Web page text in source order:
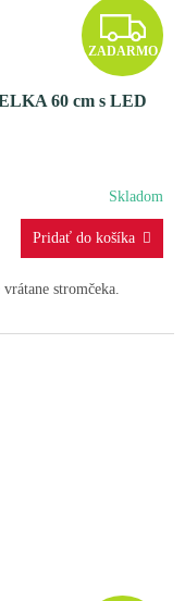
Z
A
D
R
M
ZADARMO
60 cm s LED
Skladom
stromčeka.